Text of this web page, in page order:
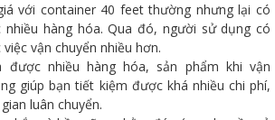
với container 40 feet thường nhưng lại có
nhiều hàng hóa. Qua đó, người sử dụng có
vận chuyển nhiều hơn.
được nhiều hàng hóa, sản phẩm khi vận
giúp bạn tiết kiệm được khá nhiều chi phí,
luân chuyển.